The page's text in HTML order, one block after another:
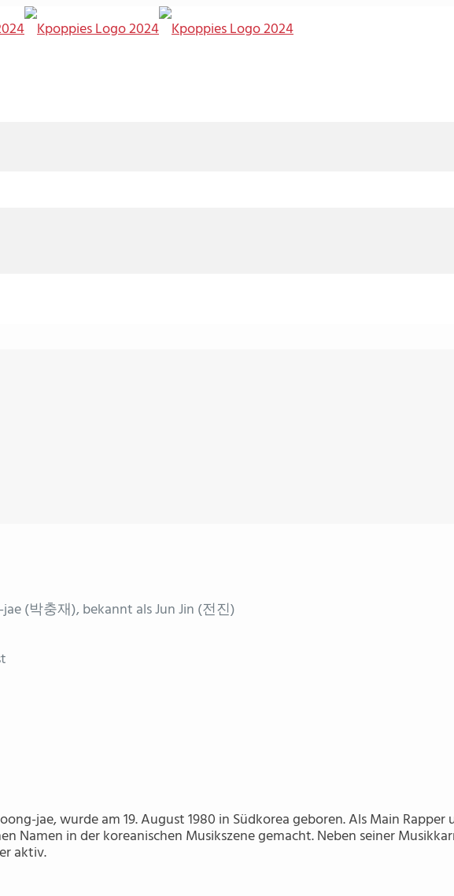
(박충재), bekannt als Jun Jin (전진)
jae, wurde am 19. August 1980 in Südkorea geboren. Als Main Rapper
Namen in der koreanischen Musikszene gemacht. Neben seiner
aktiv.